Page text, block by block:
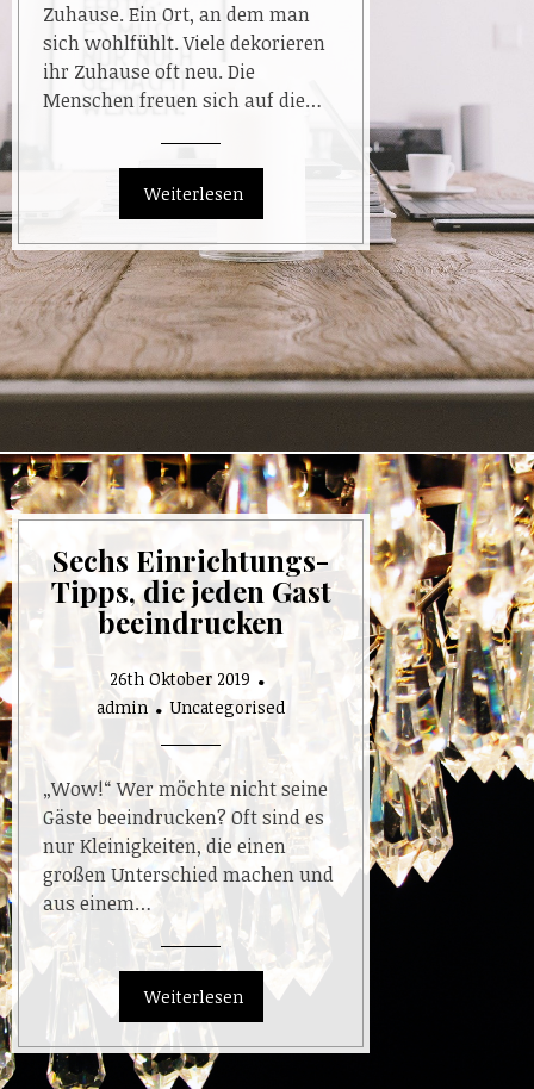
Zuhause. Ein Ort, an dem man
sich wohlfühlt. Viele dekorieren
ihr Zuhause oft neu. Die
Menschen freuen sich auf die…
Sechs Einrichtungs-
Tipps, die jeden Gast
beeindrucken
26th Oktober 2019
admin
Uncategorised
„Wow!“ Wer möchte nicht seine
Gäste beeindrucken? Oft sind es
nur Kleinigkeiten, die einen
großen Unterschied machen und
aus einem…